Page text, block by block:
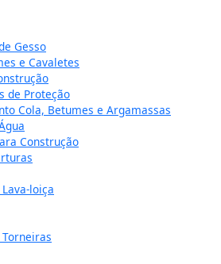
Gesso
e Cavaletes
de Proteção
Cola, Betumes e Argamassas
Construção
loiça